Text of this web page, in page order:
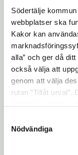
Södertälje
webbplatser ska
Kakor kan
alla” och ger då
också välja att
genom att välja
rutan ”Tillåt
"Visa detaljer" kan
hur vi och våra
Nödvändiga
Alexander
Mikael
Moderator:
Fika serveras!
Tisdag 8 maj